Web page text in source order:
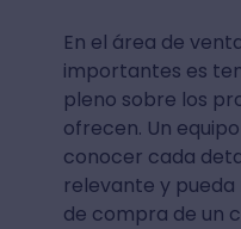
En el área de
importantes es
pleno sobre los
ofrecen. Un
conocer cada
relevante y
de compra de un